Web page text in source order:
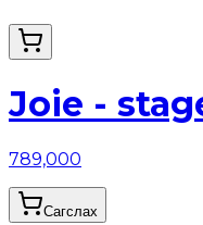
Joie -
789,000
Сагслах